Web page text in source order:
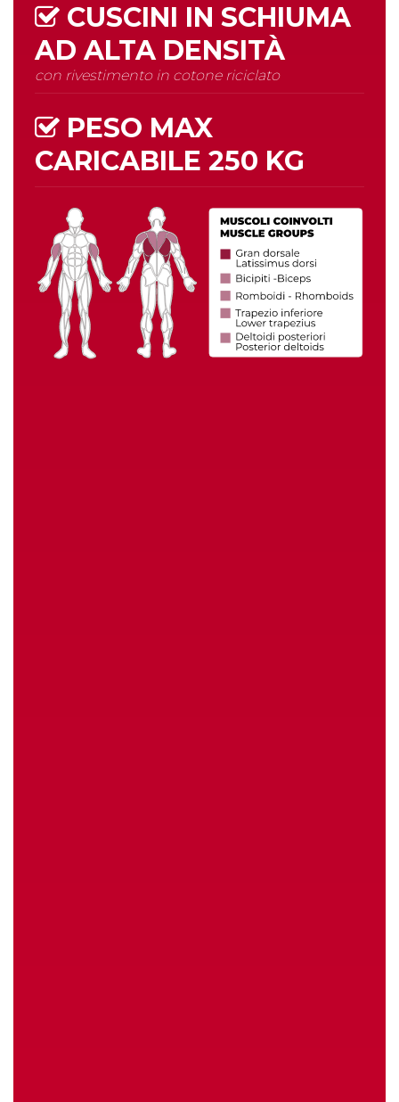
CUSCINI IN SCHIUMA
AD ALTA DENSITÀ
con rivestimento in cotone riciclato
PESO MAX
CARICABILE 250 KG